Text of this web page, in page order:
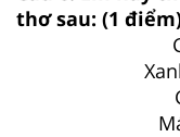
thơ sau: (1